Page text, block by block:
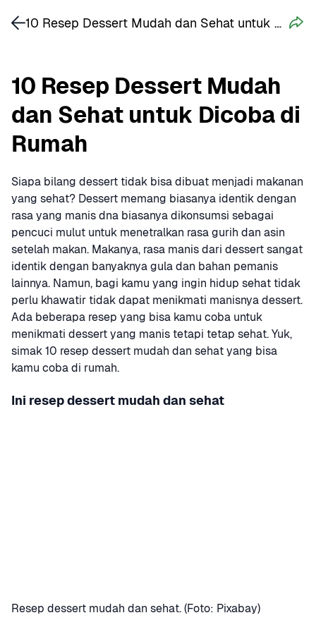
10 Resep Dessert Mudah
dan Sehat untuk Dicoba di
Rumah
Siapa bilang dessert tidak bisa dibuat menjadi makanan
yang sehat? Dessert memang biasanya identik dengan
rasa yang manis dna biasanya dikonsumsi sebagai
pencuci mulut untuk menetralkan rasa gurih dan asin
setelah makan. Makanya, rasa manis dari dessert sangat
identik dengan banyaknya gula dan bahan pemanis
lainnya. Namun, bagi kamu yang ingin hidup sehat tidak
perlu khawatir tidak dapat menikmati manisnya dessert.
Ada beberapa resep yang bisa kamu coba untuk
menikmati dessert yang manis tetapi tetap sehat. Yuk,
simak 10 resep dessert mudah dan sehat yang bisa
kamu coba di rumah.
Ini resep dessert mudah dan sehat
Resep dessert mudah dan sehat. (Foto: Pixabay)
10 Resep Dessert Mudah dan Sehat untuk Dicoba di Rumah